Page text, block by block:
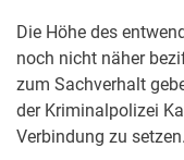
Die Höhe des
noch nicht näher
zum Sachverhalt
der Kriminalpolizei
Verbindung zu setzen.